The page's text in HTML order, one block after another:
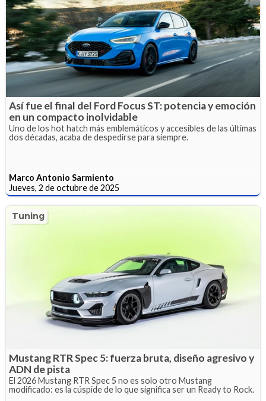
Así fue el final del Ford Focus ST: potencia y emoción
en un compacto inolvidable
Uno de los hot hatch más emblemáticos y accesibles de las últimas
dos décadas, acaba de despedirse para siempre.
Marco Antonio Sarmiento
Jueves, 2 de octubre de 2025
Tuning
Mustang RTR Spec 5: fuerza bruta, diseño agresivo y
ADN de pista
El 2026 Mustang RTR Spec 5 no es solo otro Mustang
modificado: es la cúspide de lo que significa ser un Ready to Rock.